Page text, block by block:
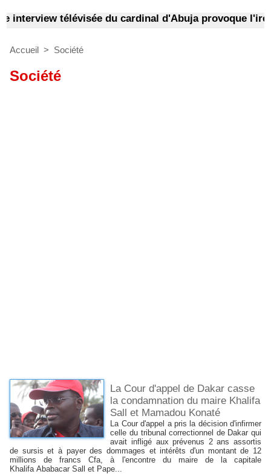
télévisée du cardinal d'Abuja provoque l'ire
Accueil > Société
Société
La Cour d'appel de Dakar casse
la condamnation du maire Khalifa
Sall et Mamadou Konaté
La Cour d'appel a pris la décision d'infirmer
celle du tribunal correctionnel de Dakar qui
avait infligé aux prévenus 2 ans assortis
de sursis et à payer des dommages et intérêts d'un montant de 12
millions de francs Cfa, à l'encontre du maire de la capitale
Khalifa Ababacar Sall et Pape...